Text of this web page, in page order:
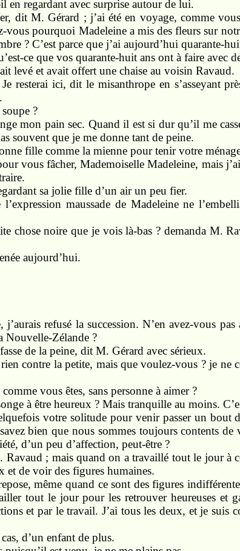
en regardant avec surprise autour de lui.
dit M. Gérard ; j’ai été en voyage, comme
vous pourquoi Madeleine a mis des fleurs sur
? C’est parce que j’ai aujourd’hui quarante-
ce que vos quarante-huit ans ont à faire avec
levé et avait offert une chaise au voisin Ravaud.
resterai ici, dit le misanthrope en s’asseyant
?
mon pain sec. Quand il est si dur qu’il me
souvent que je me donne tant de peine.
fille comme la mienne pour tenir votre
vous fâcher, Mademoiselle Madeleine, mais
sa jolie fille d’un air un peu fier.
maussade de Madeleine ne
chose noire que je vois là-bas ? demanda M.
aujourd’hui.
refusé la succession. N’en avez-vous pas
Nouvelle-Zélande ?
de la peine, dit M. Gérard avec sérieux.
contre la petite, mais que voulez-vous ? je ne
vous êtes, sans personne à aimer ?
à être heureux ? Mais tranquille au moins.
votre solitude pour venir passer un bout
bien que nous sommes toujours contents de
d’un peu d’affection, peut-être ?
; mais quand on a travaillé tout le jour à
et de voir des figures humaines.
même quand ce sont des figures
tout le jour pour les retrouver heureuses et
et par le travail. J’ai tous les deux, et je suis
d’un enfant de plus.